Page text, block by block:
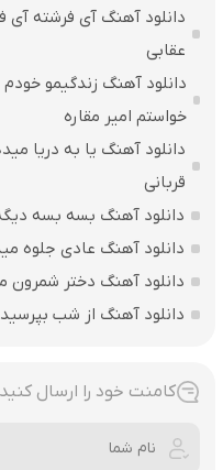
دانلود آهنگ آی فرشته
عقابی
دانلود آهنگ زندگیمو
خواستم امیر مقاره
دانلود آهنگ یا به دریا
قربانی
دانلود آهنگ بسه بسه
دانلود آهنگ عادی جلوه
دانلود آهنگ دختر شمرون
دانلود آهنگ از شب
کامنت خود را ارسال کنید